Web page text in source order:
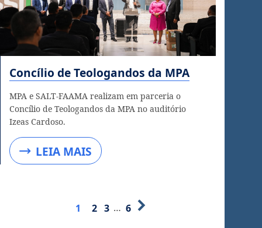
Concílio de Teologandos da MPA
MPA e SALT-FAAMA realizam em parceria o
Concílio de Teologandos da MPA no auditório
Izeas Cardoso.
LEIA MAIS
1 2 3 … 6